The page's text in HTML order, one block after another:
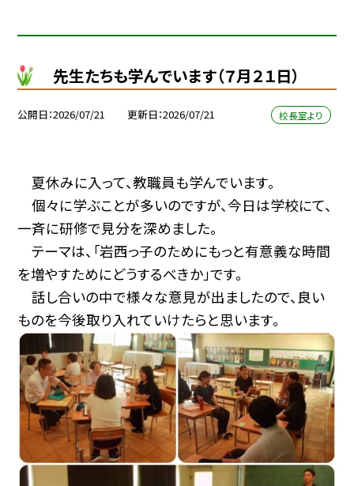
先生たちも学んでいます（７月２１日）
公開日 2026/07/21 更新日 2026/07/21 校長室より
夏休みに入って、教職員も学んでいます。
個々に学ぶことが多いのですが、今日は学校にて、
一斉に研修で見分を深めました。
テーマは、「岩西っ子のためにもっと有意義な時間
を増やすためにどうするべきか」です。
話し合いの中で様々な意見が出ましたので、良い
ものを今後取り入れていけたらと思います。